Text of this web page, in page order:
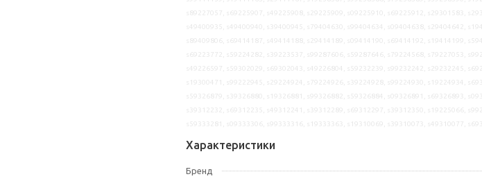
Характеристики
Бренд